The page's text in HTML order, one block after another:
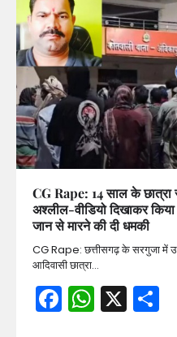
CG Rape: 14 साल के
अश्लील-वीडियो दिखाकर
जान से मारने की दी धमकी
CG Rape: छत्तीसगढ़ के सरगुजा में
आदिवासी छात्रा…
Facebook
X